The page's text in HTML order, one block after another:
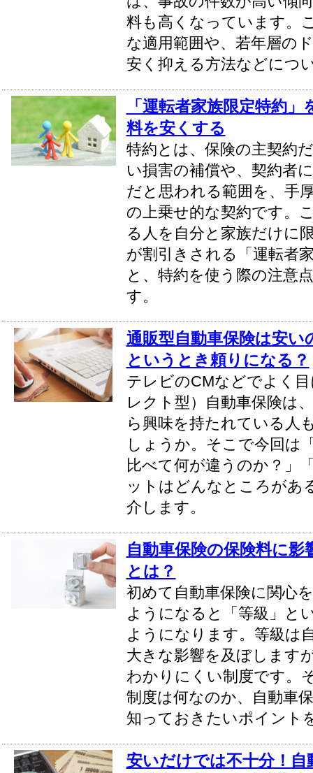
料も高くなっています。
な適用範囲や、若年層の
安く抑える方法などにつ
「運転者家族限定特約
料を安くする
特約とは、保険の主契約
い損害の補償や、契約者
だと思われる範囲を、手
の上乗せ的な契約です。
る人を自分と家族だけに
が割引きされる「運転者
と、特約を使う際の注意
す。
通販型自動車保険は安
というとき頼りになる？
テレビのCMなどでよく
レクト型）自動車保険は
ら興味を持たれている人
しょうか。そこで今回は
比べて何が違うのか？」
ットはどんなところがあ
介します。
自動車保険の保険料に影
とは？
初めて自動車保険に関心
ようになると「等級」と
ようになります。等級は
大きな影響を及ぼします
わかりにくい制度です。
制度は何なのか、自動車
知っておきたいポイント
安いだけでは不十分！自